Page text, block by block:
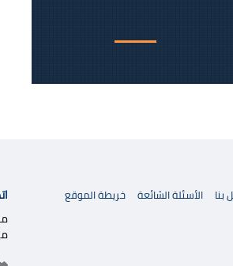
بنا الأسئلة الشائعة
خريطة الموقع